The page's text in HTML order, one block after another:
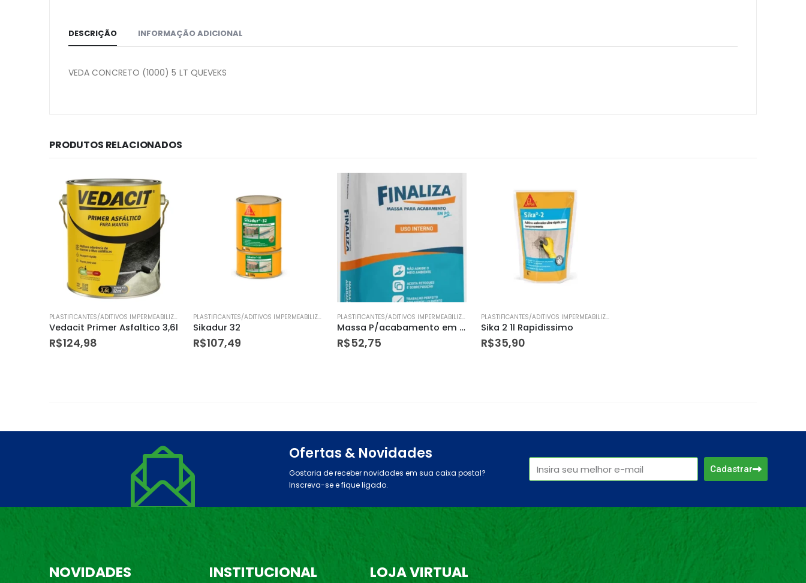
DESCRIÇÃO INFORMAÇÃO ADICIONAL
VEDA CONCRETO (1000) 5 LT QUEVEKS
PRODUTOS RELACIONADOS
PLASTIFICANTES/ADITIVOS IMPERMEABILIZANTES
Vedacit Primer Asfaltico 3,6l
R$124,98
PLASTIFICANTES/ADITIVOS IMPERMEABILIZANTES
Sikadur 32
R$107,49
PLASTIFICANTES/ADITIVOS IMPERMEABILIZANTES
Massa P/acabamento em Po Finaliza Interna 15kg
R$52,75
PLASTIFICANTES/ADITIVOS IMPERMEABILIZANTES
Sika 2 1l Rapidissimo
R$35,90
Ofertas & Novidades
Gostaria de receber novidades em sua caixa postal?
Inscreva-se e fique ligado.
Cadastrar
NOVIDADES INSTITUCIONAL LOJA VIRTUAL